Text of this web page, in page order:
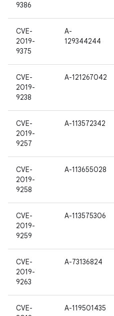
9386
CVE-
2019-
9375
A-
129344244
CVE-
2019-
9238
A-121267042
CVE-
2019-
9257
A-113572342
CVE-
2019-
9258
A-113655028
CVE-
2019-
9259
A-113575306
CVE-
2019-
9263
A-73136824
CVE-
A-119501435